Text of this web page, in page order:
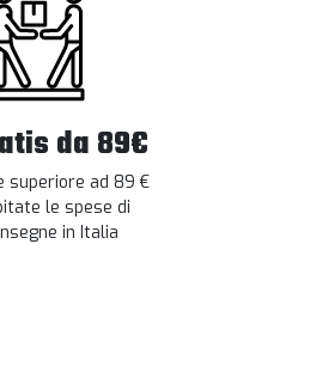
da 89€
superiore ad 89 €
le spese di
in Italia